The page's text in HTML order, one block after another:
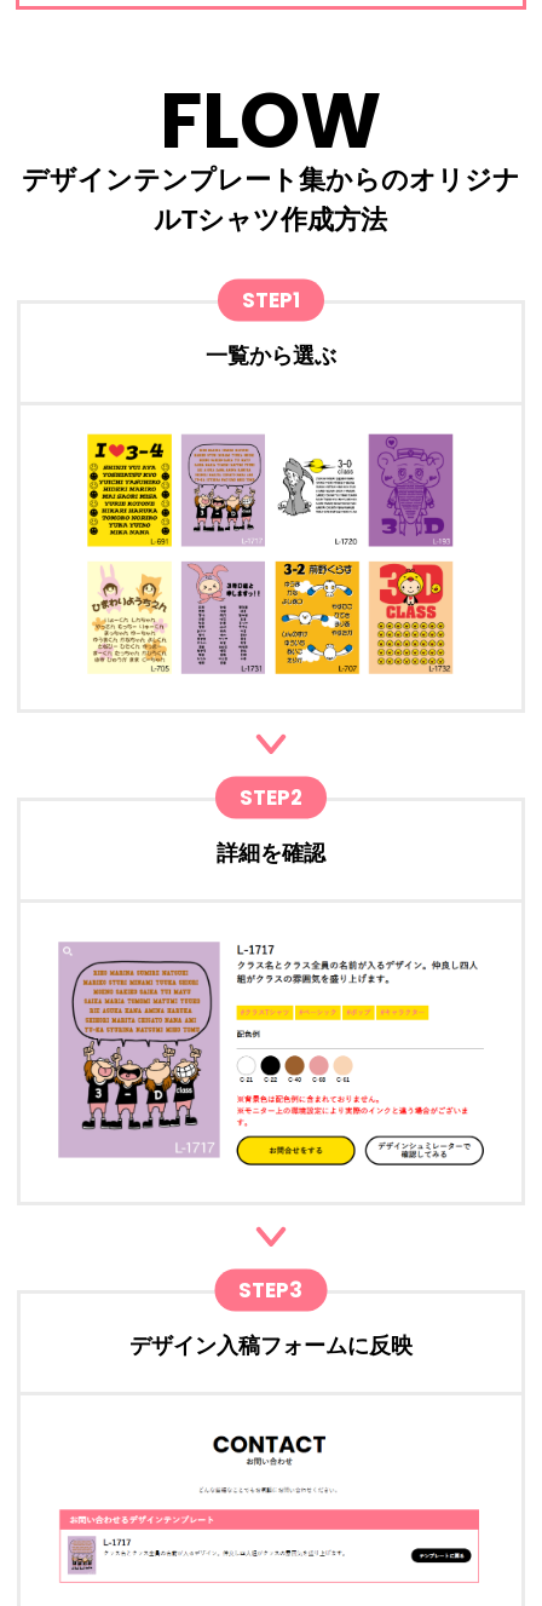
FLOW
デザインテンプレート集からのオリジナ
ルTシャツ作成方法
STEP1
一覧から選ぶ
STEP2
詳細を確認
STEP3
デザイン入稿フォームに反映